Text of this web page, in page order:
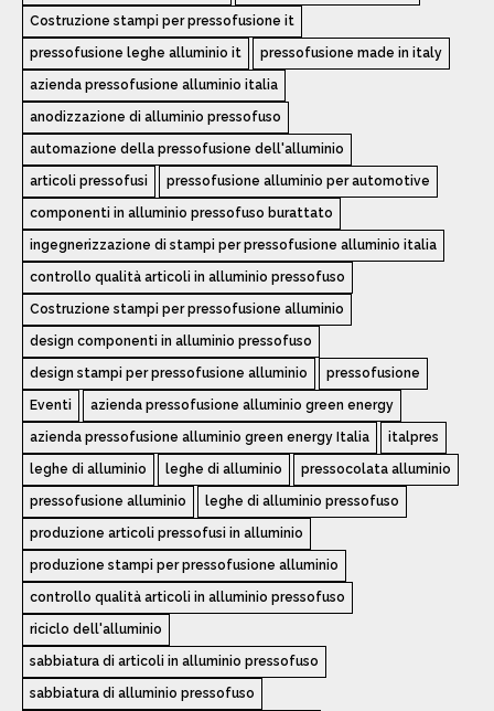
Costruzione stampi per pressofusione it
pressofusione leghe alluminio it pressofusione made in italy
azienda pressofusione alluminio italia
anodizzazione di alluminio pressofuso
automazione della pressofusione dell'alluminio
articoli pressofusi pressofusione alluminio per automotive
componenti in alluminio pressofuso burattato
ingegnerizzazione di stampi per pressofusione alluminio italia
controllo qualità articoli in alluminio pressofuso
Costruzione stampi per pressofusione alluminio
design componenti in alluminio pressofuso
design stampi per pressofusione alluminio pressofusione
Eventi azienda pressofusione alluminio green energy
azienda pressofusione alluminio green energy Italia italpres
leghe di alluminio leghe di alluminio pressocolata alluminio
pressofusione alluminio leghe di alluminio pressofuso
produzione articoli pressofusi in alluminio
produzione stampi per pressofusione alluminio
controllo qualità articoli in alluminio pressofuso
riciclo dell'alluminio
sabbiatura di articoli in alluminio pressofuso
sabbiatura di alluminio pressofuso